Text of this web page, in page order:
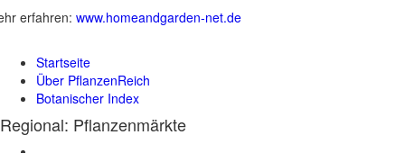
erfahren: www.homeandgarden-net.de
Startseite
Über PflanzenReich
Botanischer Index
Regional: Pflanzenmärkte